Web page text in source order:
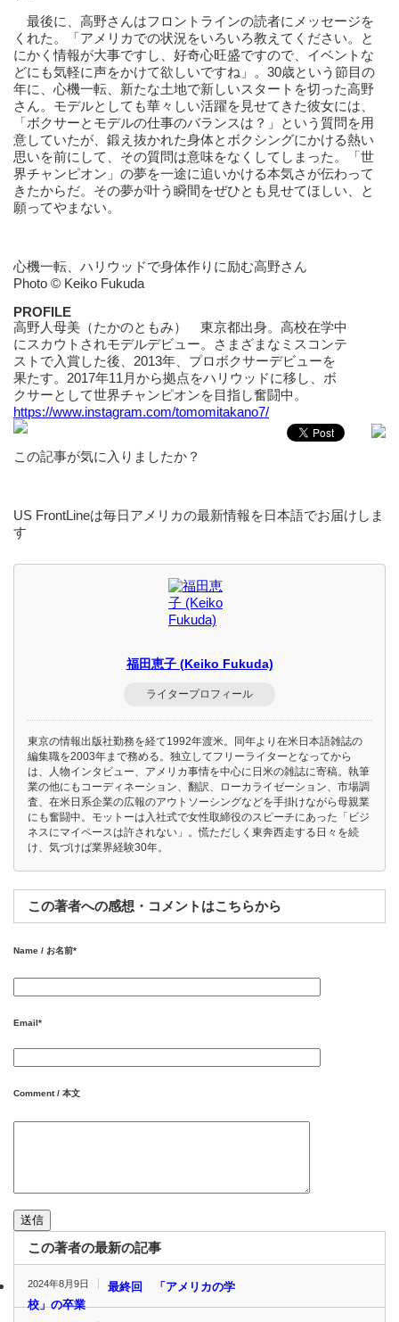
最後に、高野さんはフロントラインの読者にメッセージを
くれた。「アメリカでの状況をいろいろ教えてください。と
にかく情報が大事ですし、好奇心旺盛ですので、イベントな
どにも気軽に声をかけて欲しいですね」。30歳という節目の
年に、心機一転、新たな土地で新しいスタートを切った高野
さん。モデルとしても華々しい活躍を見せてきた彼女には、
「ボクサーとモデルの仕事のバランスは？」という質問を用
意していたが、鍛え抜かれた身体とボクシングにかける熱い
思いを前にして、その質問は意味をなくしてしまった。「世
界チャンピオン」の夢を一途に追いかける本気さが伝わって
きたからだ。その夢が叶う瞬間をぜひとも見せてほしい、と
願ってやまない。
心機一転、ハリウッドで身体作りに励む高野さん
Photo © Keiko Fukuda
PROFILE
高野人母美（たかのともみ） 東京都出身。高校在学中
にスカウトされモデルデビュー。さまざまなミスコンテ
ストで入賞した後、2013年、プロボクサーデビューを
果たす。2017年11月から拠点をハリウッドに移し、ボ
クサーとして世界チャンピオンを目指し奮闘中。
https://www.instagram.com/tomomitakano7/
この記事が気に入りましたか？
US FrontLineは毎日アメリカの最新情報を日本語でお届けしま
す
福田恵子 (Keiko Fukuda)
ライタープロフィール
東京の情報出版社勤務を経て1992年渡米。同年より在米日本語雑誌の
編集職を2003年まで務める。独立してフリーライターとなってから
は、人物インタビュー、アメリカ事情を中心に日米の雑誌に寄稿。執筆
業の他にもコーディネーション、翻訳、ローカライゼーション、市場調
査、在米日系企業の広報のアウトソーシングなどを手掛けながら母親業
にも奮闘中。モットーは入社式で女性取締役のスピーチにあった「ビジ
ネスにマイペースは許されない」。慌ただしく東奔西走する日々を続
け、気づけば業界経験30年。
この著者への感想・コメントはこちらから
Name / お名前*
Email*
Comment / 本文
この著者の最新の記事
2024年8月9日
最終回 「アメリカの学
校」の卒業